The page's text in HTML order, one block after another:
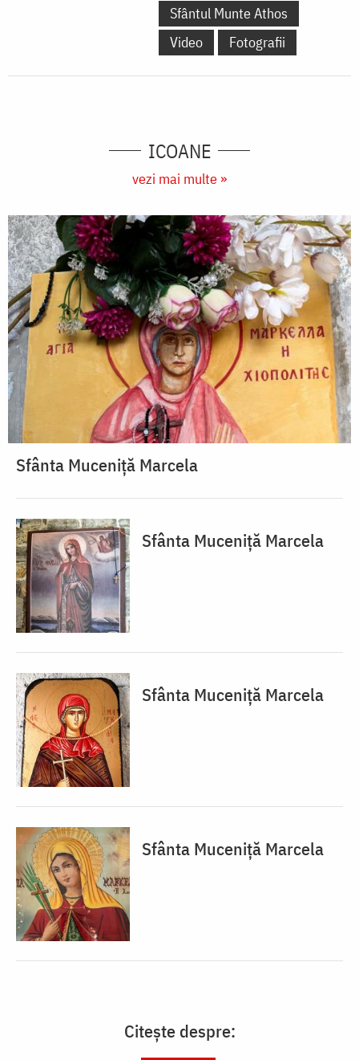
Sfântul Munte Athos
Video
Fotografii
ICOANE
vezi mai multe »
Sfânta Muceniță Marcela
Sfânta Muceniță Marcela
Sfânta Muceniță Marcela
Sfânta Muceniță Marcela
Citește despre: